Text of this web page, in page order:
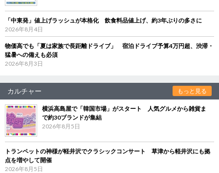
「中東発」値上げラッシュが本格化 飲食料品値上げ、約3年ぶりの多さに
2026年8月4日
物価高でも「夏は家族で長距離ドライブ」 宿泊ドライブ予算4万円超、渋滞・
猛暑への備えも必須
2026年8月3日
カルチャー もっと見る
横浜高島屋で「韓国市場」がスタート 人気グルメから雑貨ま
で約30ブランドが集結
2026年8月5日
トランペットの神様が軽井沢でクラシックコンサート 草津から軽井沢にも拠
点を増やして開催
2026年8月5日